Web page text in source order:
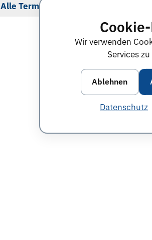
Wir verwenden
Services
Ablehnen
Datenschutz
Alle Termine im Juni 2011